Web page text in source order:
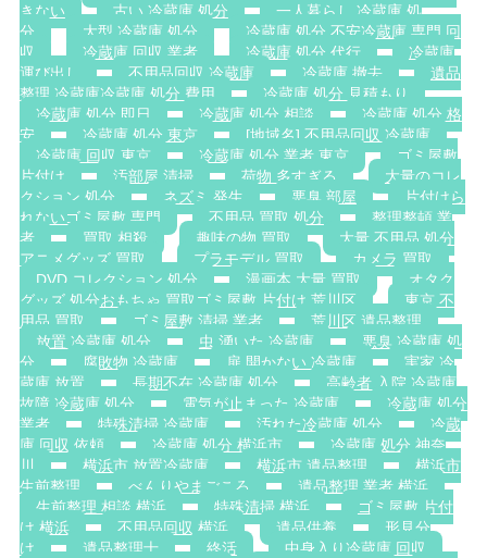
きない
古い 冷蔵庫 処分
一人暮らし 冷蔵庫 処
分
大型 冷蔵庫 処分
冷蔵庫 処分 不安冷蔵庫 専門 回
収
冷蔵庫 回収 業者 冷蔵庫 処分 代行
冷蔵庫
運び出し
不用品回収 冷蔵庫 冷蔵庫 撤去
遺品
整理 冷蔵庫冷蔵庫 処分 費用
冷蔵庫 処分 見積もり
冷蔵庫 処分 即日
冷蔵庫 処分 相談
冷蔵庫 処分 格
安
冷蔵庫 処分 東京
[地域名] 不用品回収 冷蔵庫
冷蔵庫 回収 東京
冷蔵庫 処分 業者 東京
ゴミ屋敷
片付け
汚部屋 清掃 荷物 多すぎる
大量のコレ
クション 処分
ネズミ 発生 悪臭 部屋
片付けら
れないゴミ屋敷 専門
不用品 買取 処分
整理整頓 業
者
買取 相殺 趣味の物 買取
大量 不用品 処分
アニメグッズ 買取
プラモデル 買取
カメラ 買取
DVD コレクション 処分
漫画本 大量 買取
オタク
グッズ 処分おもちゃ 買取ゴミ屋敷 片付け 荒川区
東京 不
用品 買取
ゴミ屋敷 清掃 業者
荒川区 遺品整理
放置 冷蔵庫 処分
虫 湧いた 冷蔵庫
悪臭 冷蔵庫 処
分
腐敗物 冷蔵庫 扉 開かない 冷蔵庫
実家 冷
蔵庫 放置
長期不在 冷蔵庫 処分
高齢者 入院 冷蔵庫
故障 冷蔵庫 処分
電気が止まった 冷蔵庫
冷蔵庫 処分
業者
特殊清掃 冷蔵庫 汚れた冷蔵庫 処分
冷蔵
庫 回収 依頼
冷蔵庫 処分 横浜市
冷蔵庫 処分 神奈
川
横浜市 放置冷蔵庫 横浜市 遺品整理
横浜市
生前整理
べんりやまごころ
遺品整理 業者 横浜
生前整理 相談 横浜
特殊清掃 横浜
ゴミ屋敷 片付
け 横浜
不用品回収 横浜 遺品供養
形見分
け
遺品整理士 終活
中身入り冷蔵庫 回収